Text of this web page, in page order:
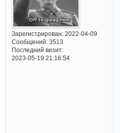
Зарегистрирован: 2022-04-09
Сообщений:3513
Последний визит:
2023-05-19 21:16:54